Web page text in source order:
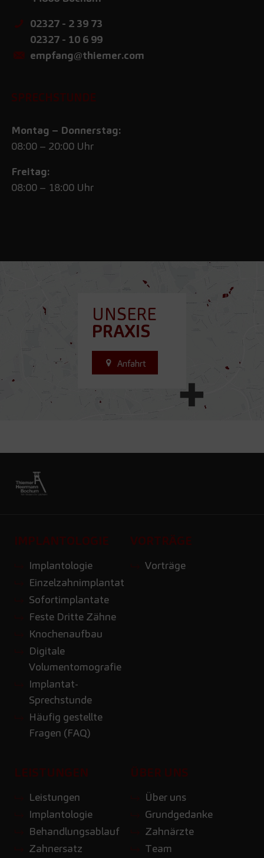
UNSERE
PRAXIS
Anfahrt
02327 - 2 39 73
02327 - 10 6 99
empfang@thiemer.com
SPRECHSTUNDE
Montag – Donnerstag:
08:00 – 20:00 Uhr
Freitag:
08:00 – 18:00 Uhr
IMPLANTOLOGIE
Implantologie
Einzelzahnimplantat
Sofortimplantate
Feste Dritte Zähne
Knochenaufbau
Digitale
Volumentomografie
Implantat-
Sprechstunde
Häufig gestellte
Fragen (FAQ)
VORTRÄGE
Vorträge
LEISTUNGEN
Leistungen
Implantologie
Behandlungsablauf
Zahnersatz
ÜBER UNS
Über uns
Grundgedanke
Zahnärzte
Team